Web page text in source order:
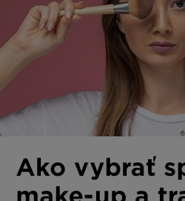
Ako vybrať
make-up a